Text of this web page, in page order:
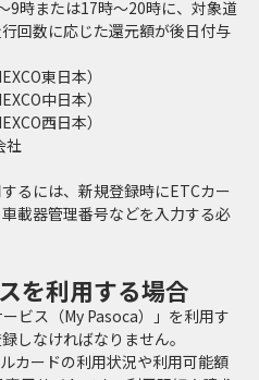
9時または17時〜20時に、対象道
回数に応じた還元額が後日付与
東日本）
中日本）
西日本）
社
るには、新規登録時にETCカー
載器管理番号などを入力する必
を利用する場合
ビス（My Pasoca）」を利用す
しなければなりません。
カードの利用状況や利用可能額